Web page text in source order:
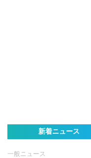
新着ニュース
一般ニュース